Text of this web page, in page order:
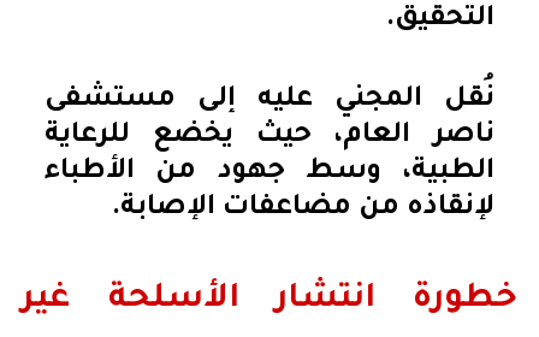
التحقيق.
نُقل المجني عليه إلى مستشفى
ناصر العام، حيث يخضع للرعاية
الطبية، وسط جهود من الأطباء
لإنقاذه من مضاعفات الإصابة.
خطورة انتشار الأسلحة غير